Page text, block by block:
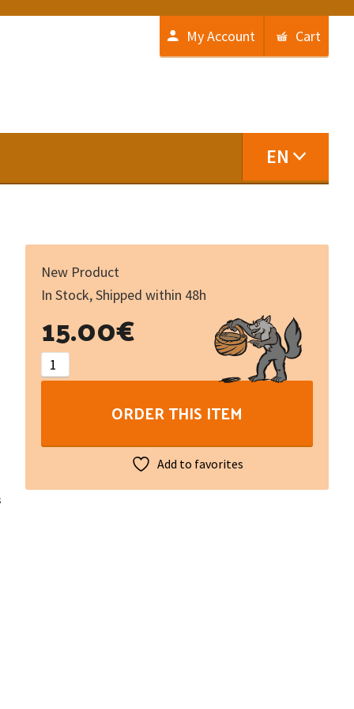
My Account Cart
EN
New Product
In Stock, Shipped within 48h
15.00€
/
dé_tails
quantity
ORDER THIS ITEM
Add to favorites